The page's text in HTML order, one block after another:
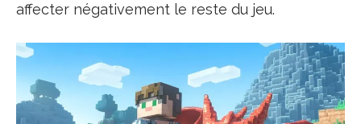
affecter négativement le reste du jeu.